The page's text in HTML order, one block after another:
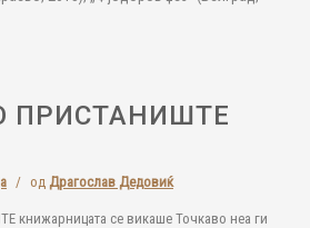
ПРИСТАНИШТЕ
/ од Драгослав Дедовиќ
се викаше Точкаво неа ги